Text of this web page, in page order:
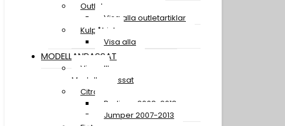
Outlet
Visa alla outletartiklar
Kulpåhjul
Visa alla
MODELLANPASSAT
Visa allt
Modellanpassat
Citroen
Berlingo 2008-2018
Jumper 2007-2013